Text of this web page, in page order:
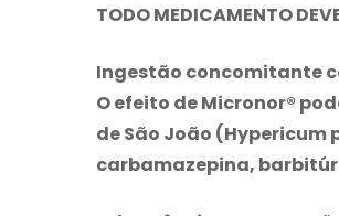
TODO MEDICAMENTO
Ingestão concomitante
O efeito deMicronor®
de São João
carbamazepina,